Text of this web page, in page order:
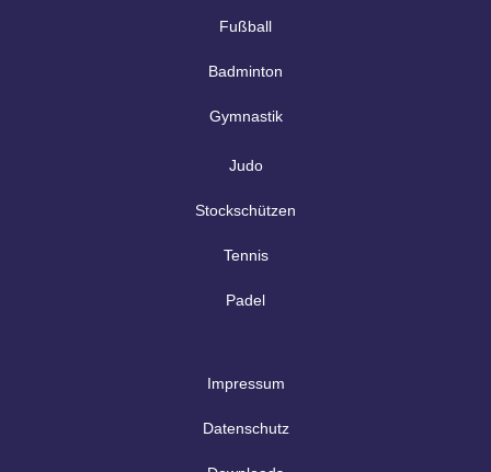
Fußball
Badminton
Gymnastik
Judo
Stockschützen
Tennis
Padel
Impressum
Datenschutz